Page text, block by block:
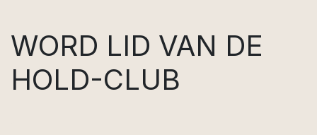
WORD LID VAN DE
HOLD-CLUB